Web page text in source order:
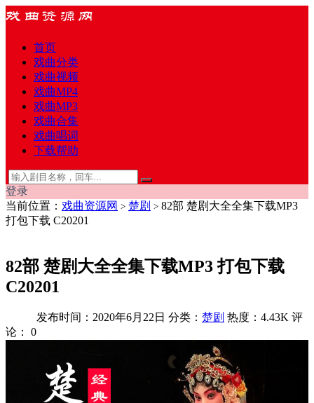
首页
戏曲分类
戏曲视频
戏曲MP4
戏曲MP3
戏曲合集
戏曲唱词
下载帮助
登录
当前位置： 戏曲资源网 > 楚剧 > 82部 楚剧大全全集下载MP3
打包下载 C20201
82部 楚剧大全全集下载MP3 打包下载
C20201
发布时间：2020年6月22日 分类： 楚剧 热度：4.43K 评
论：
0